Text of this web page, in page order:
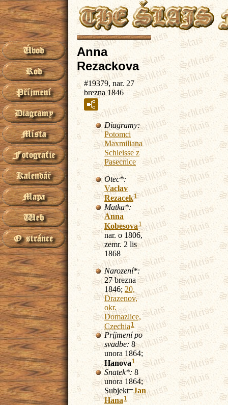
Anna
Rezackova
#19379, nar. 27
brezna 1846
Diagramy:
Potomci
Maxmiliana
Schleisse z
Pasecnice
Otec*:
Vaclav
Rezacek1
Matka*:
Anna
Kobesova 1
nar. o 1806,
zemr. 2 lis
1868
Narození*:
27 brezna
1846; 20,
Drazenov,
okr.
Domazlice,
Czechia 1
Príjmení po
svadbe: 8
unora 1864;
Hanova 1
Snatek*: 8
unora 1864;
Subjekt=Jan
Hana 1